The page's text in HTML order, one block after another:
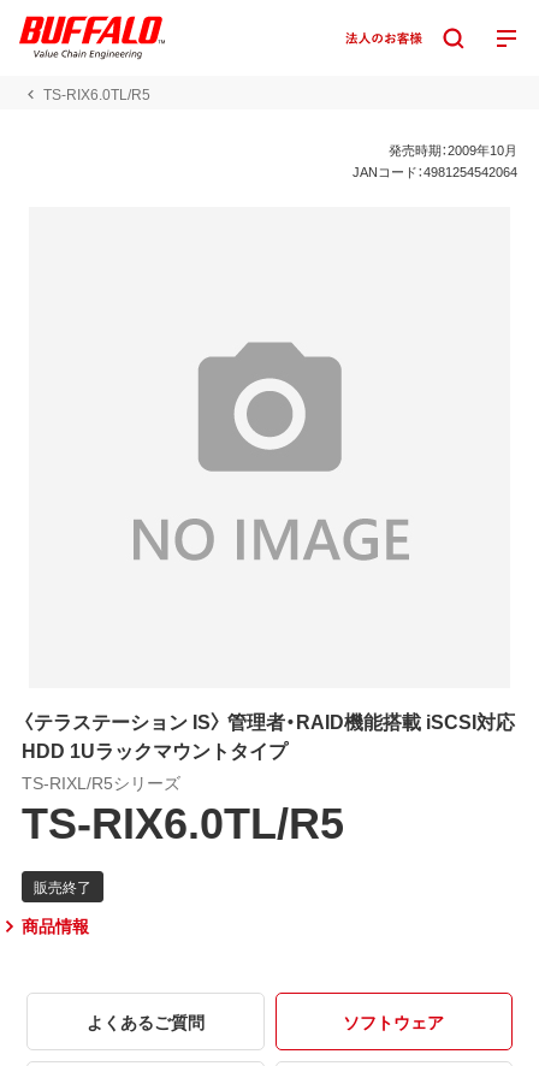
TS-RIX6.0TL/R5
発売時期：2009年10月
JANコード：4981254542064
〈テラステーション IS〉 管理者・RAID機能搭載 iSCSI対応
HDD 1Uラックマウントタイプ
TS-RIXL/R5シリーズ
TS-RIX6.0TL/R5
商品情報
よくあるご質問 ソフトウェア